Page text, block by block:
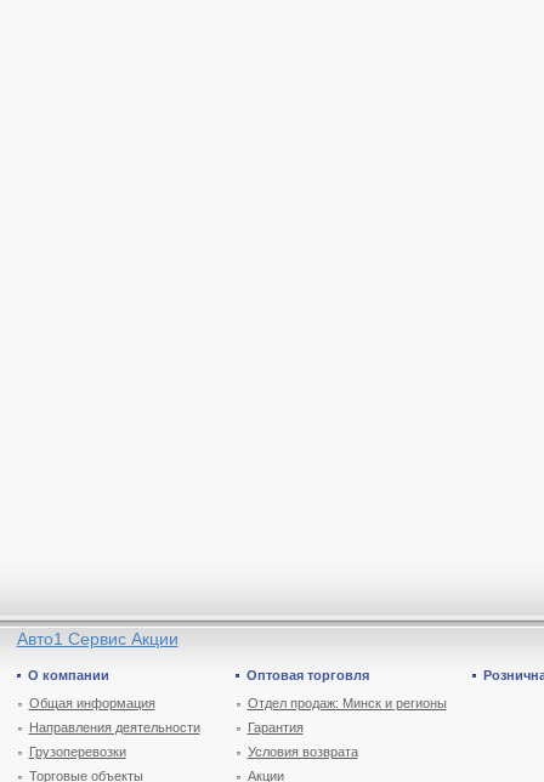
Авто1 Сервис Акции
О компании
Общая информация
Направления деятельности
Грузоперевозки
Торговые объекты
Оптовая торговля
Отдел продаж: Минск и регионы
Гарантия
Условия возврата
Акции